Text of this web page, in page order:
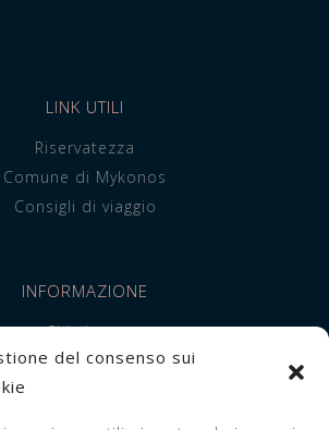
del consenso sui
LINK UTILI
Riservatezza
Comune di Mykonos
Consigli di viaggio
INFORMAZIONE
Chi siamo
Alloggio